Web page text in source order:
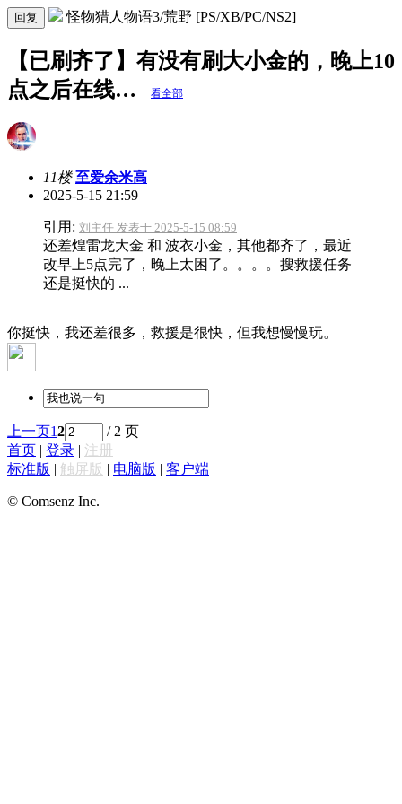
回复 怪物猎人物语3/荒野 [PS/XB/PC/NS2]
【已刷齐了】有没有刷大小金的，晚上10
点之后在线…
看全部
11楼 至爱余米高
2025-5-15 21:59
引用: 刘主任 发表于 2025-5-15 08:59
还差煌雷龙大金 和 波衣小金，其他都齐了，最近
改早上5点完了，晚上太困了。。。。搜救援任务
还是挺快的 ...
你挺快，我还差很多，救援是很快，但我想慢慢玩。
上一页12
/ 2 页
首页 | 登录 | 注册
标准版 | 触屏版 | 电脑版 | 客户端
© Comsenz Inc.